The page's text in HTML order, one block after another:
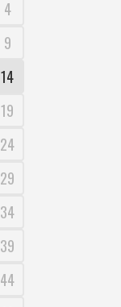
4
9
14
19
24
29
34
39
44